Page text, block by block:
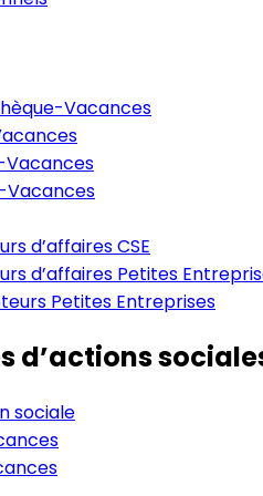
Vacances
Vacances
d’affaires CSE
d’affaires Petites
Petites Entreprises
d’actions
sociale